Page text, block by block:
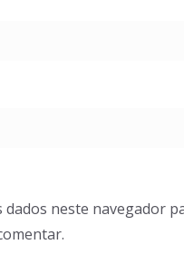
dados neste navegador